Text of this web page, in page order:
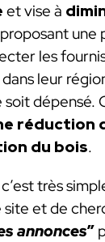
et vise à
une
les
leur
soit dépensé.
réduction
du bois.
très
et de
annonces”